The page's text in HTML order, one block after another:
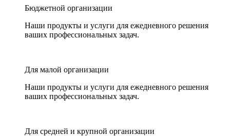
Бюджетной организации
Наши продукты и услуги для ежедневного решения
ваших профессиональных задач.
Для малой организации
Наши продукты и услуги для ежедневного решения
ваших профессиональных задач.
Для средней и крупной организации